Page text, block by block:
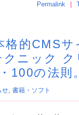
Permalink
的CMSサ
ニック
100の法則
せ 書籍・ソフト